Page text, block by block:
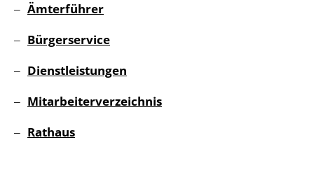
Ämterführer
Bürgerservice
Dienstleistungen
Mitarbeiterverzeichnis
Rathaus